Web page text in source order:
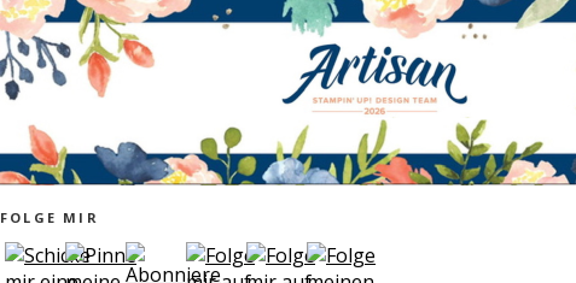
FOLGE MIR